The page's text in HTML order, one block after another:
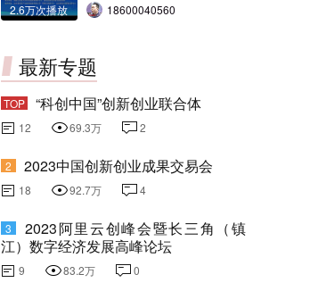
2.6万次播放
18600040560
最新专题
TOP “科创中国”创新创业联合体
12 69.3万 2
2 2023中国创新创业成果交易会
18 92.7万 4
3
2023阿里云创峰会暨长三角（镇
江）数字经济发展高峰论坛
9 83.2万 0